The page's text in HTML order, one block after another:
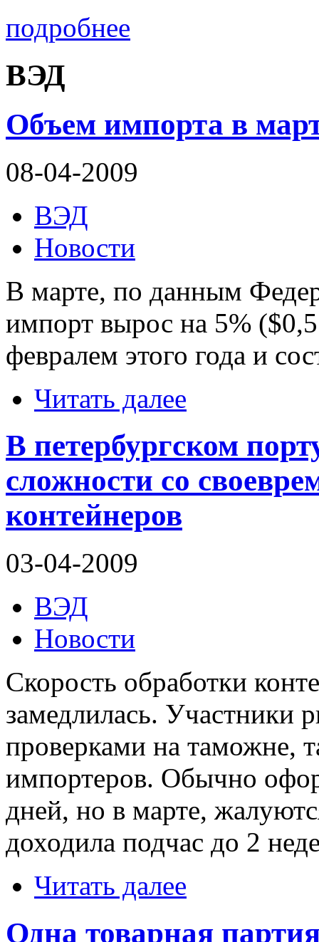
подробнее
ВЭД
Объем импорта в
08-04-2009
ВЭД
Новости
В марте, по данным
импорт вырос на 5%
февралем этого года и
Читать далее
В петербургском
сложности со
контейнеров
03-04-2009
ВЭД
Новости
Cкорость обработки
замедлилась. Участники
проверками на таможне,
импортеров. Обычно
дней, но в марте,
доходила подчас до 2
Читать далее
Одна товарная